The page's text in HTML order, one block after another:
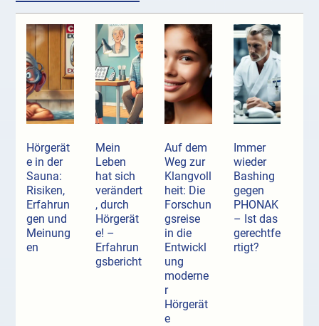
Hörgerät
e in der
Sauna:
Risiken,
Erfahrun
gen und
Meinung
en
Mein
Leben
hat sich
verändert
, durch
Hörgerät
e! –
Erfahrun
gsbericht
Auf dem
Weg zur
Klangvoll
heit: Die
Forschun
gsreise
in die
Entwickl
ung
moderne
r
Hörgerät
e
Immer
wieder
Bashing
gegen
PHONAK
– Ist das
gerechtfe
rtigt?